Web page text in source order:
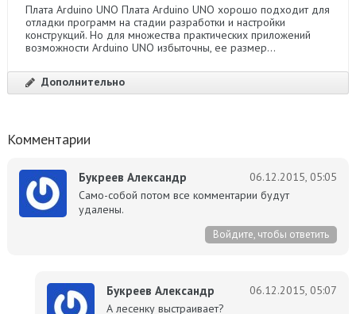
Плата Arduino UNO Плата Arduino UNO хорошо подходит для
отладки программ на стадии разработки и настройки
конструкций. Но для множества практических приложений
возможности Arduino UNO избыточны, ее размер...
Дополнительно
Комментарии
Букреев Александр
06.12.2015, 05:05
Само-собой потом все комментарии будут
удалены.
Войдите, чтобы ответить
Букреев Александр
06.12.2015, 05:07
А лесенку выстраивает?